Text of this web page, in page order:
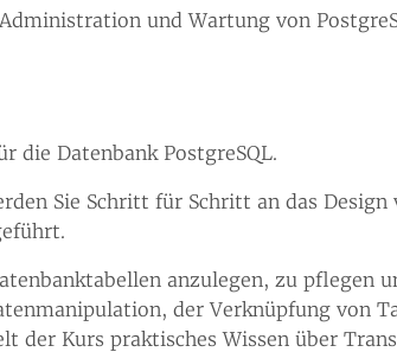
und Wartung von
die Datenbank PostgreSQL.
Sie Schritt für Schritt an das Design
anzulegen, zu pflegen
der Verknüpfung von
der Kurs praktisches Wissen über